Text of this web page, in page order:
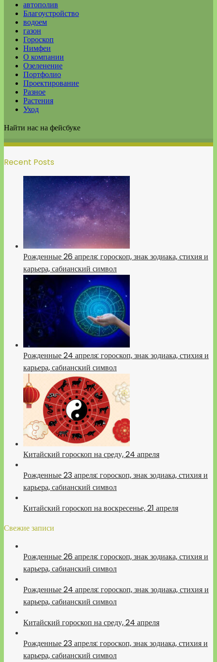
автополив
Благоустройство
водоем
газон
Гороскоп
Нимфеи
О компании
Озеленение
Портфолио
Проектирование
Разное
Растения
Уход
Найти нас на фейсбуке
Recent Posts
Рожденные 26 апреля: гороскоп, знак зодиака, стихия и
карьера, сабианский символ
Рожденные 24 апреля: гороскоп, знак зодиака, стихия и
карьера, сабианский символ
Китайский гороскоп на среду, 24 апреля
Рожденные 23 апреля: гороскоп, знак зодиака, стихия и
карьера, сабианский символ
Китайский гороскоп на воскресенье, 21 апреля
Свежие записи
Рожденные 26 апреля: гороскоп, знак зодиака, стихия и
карьера, сабианский символ
Рожденные 24 апреля: гороскоп, знак зодиака, стихия и
карьера, сабианский символ
Китайский гороскоп на среду, 24 апреля
Рожденные 23 апреля: гороскоп, знак зодиака, стихия и
карьера, сабианский символ